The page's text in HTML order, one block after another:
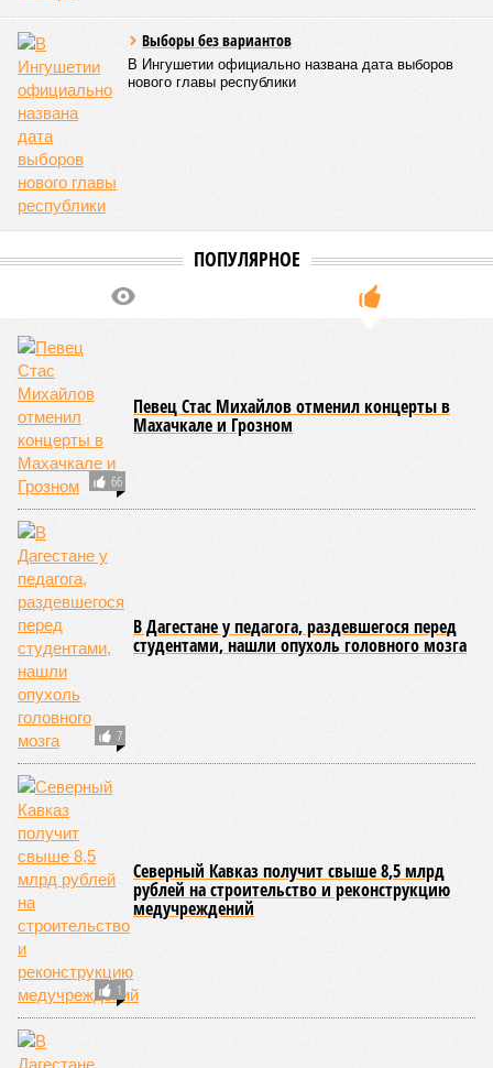
Выборы без вариантов
В Ингушетии официально названа дата выборов
нового главы республики
ПОПУЛЯРНОЕ
66
Певец Стас Михайлов отменил концерты в
Махачкале и Грозном
7
В Дагестане у педагога, раздевшегося перед
студентами, нашли опухоль головного мозга
1
Северный Кавказ получит свыше 8,5 млрд
рублей на строительство и реконструкцию
медучреждений